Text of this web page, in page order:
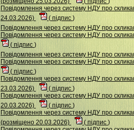
Повідомлення через систему НДУ про
24.03.2026)
( підпис )
Повідомлення через систему НДУ про
Повідомлення через систему НДУ про
( підпис )
Повідомлення через систему НДУ про
Повідомлення через систему НДУ про
( підпис )
Повідомлення через систему НДУ про
23.03.2026)
( підпис )
Повідомлення через систему НДУ про
20.03.2026)
( підпис )
Повідомлення через систему НДУ про
(розміщено 20.03.2026)
( підпис )